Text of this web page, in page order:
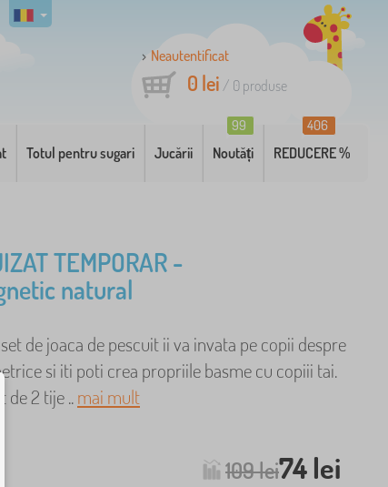
Neautentificat
0 lei / 0 produse
Totul pentru sugari Jucării Noutăți
99
REDUCERE %
406
TEMPORAR -
natural
de joaca de pescuit ii va invata pe copii despre
si iti poti crea propriile basme cu copiii tai.
de 2 tije ..mai mult
109 lei74 lei